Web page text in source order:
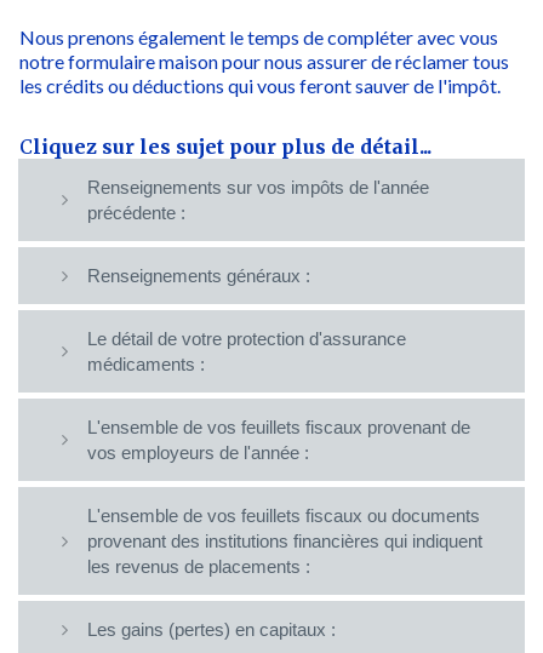
Nous prenons également le temps de compléter avec vous
notre formulaire maison pour nous assurer de réclamer tous
les crédits ou déductions qui vous feront sauver de l'impôt.
Cliquez sur les sujet pour plus de détail...
Renseignements sur vos impôts de l'année
précédente :
Renseignements généraux :
Le détail de votre protection d'assurance
médicaments :
L'ensemble de vos feuillets fiscaux provenant de
vos employeurs de l'année :
L'ensemble de vos feuillets fiscaux ou documents
provenant des institutions financières qui indiquent
les revenus de placements :
Les gains (pertes) en capitaux :